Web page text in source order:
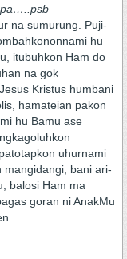
na sumurung. Puji-
hu
itubuhkon Ham do
na gok
Kristus humbani
hamateian pakon
hu Bamu ase
uhurnami
mangidangi, bani ari-
balosi Ham ma
goran ni AnakMu